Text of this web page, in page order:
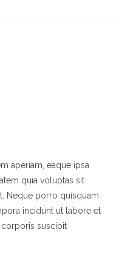
aperiam, eaque ipsa
quia voluptas sit
Neque porro quisquam
incidunt ut labore et
suscipit